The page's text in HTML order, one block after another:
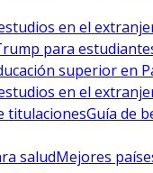
en el
para
superior en
en el
titulacionesGuía de
saludMejores